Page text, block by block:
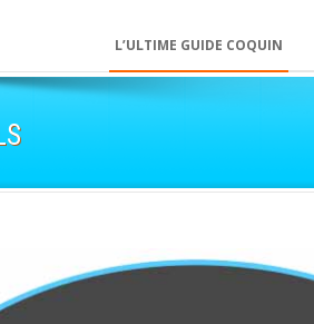
L’ULTIME GUIDE COQUIN